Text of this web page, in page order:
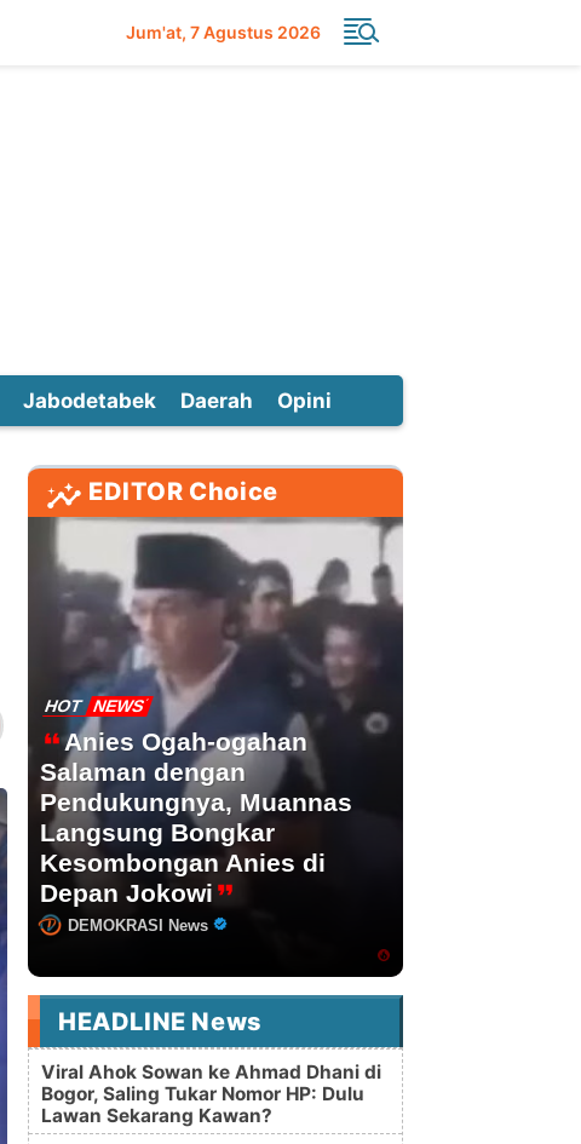
Jum'at 7 Agustus 2026
Jabodetabek Daerah Opini
EDITOR Choice
HOT NEWS
Anies Ogah-ogahan
Salaman dengan
Pendukungnya, Muannas
Langsung Bongkar
Kesombongan Anies di
Depan Jokowi
DEMOKRASI News
HEADLINE News
Viral Ahok Sowan ke Ahmad Dhani di
Bogor, Saling Tukar Nomor HP: Dulu
Lawan Sekarang Kawan?